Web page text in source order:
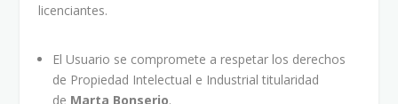
licenciantes.
El Usuario se compromete a respetar los derechos
de Propiedad Intelectual e Industrial titularidad
de Marta Bonserio.